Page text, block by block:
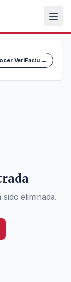
VeriFactu →
eliminada.